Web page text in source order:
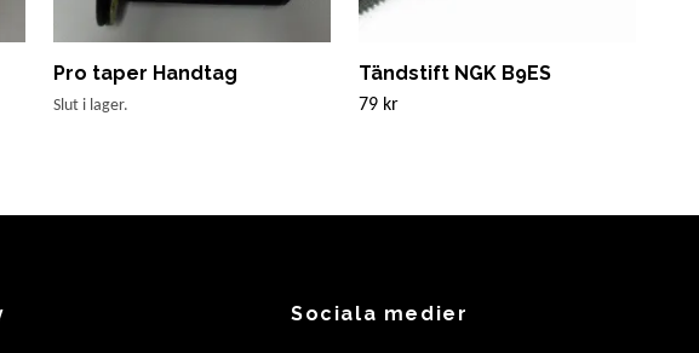
Pro taper Handtag
Slut i lager.
Tändstift NGK B9ES
79 kr
Sociala medier